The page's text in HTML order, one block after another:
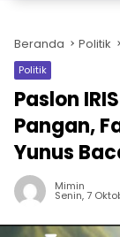
Beranda Politik
Politik
Paslon
Pangan,
Yunus
Mimin
Senin, 7